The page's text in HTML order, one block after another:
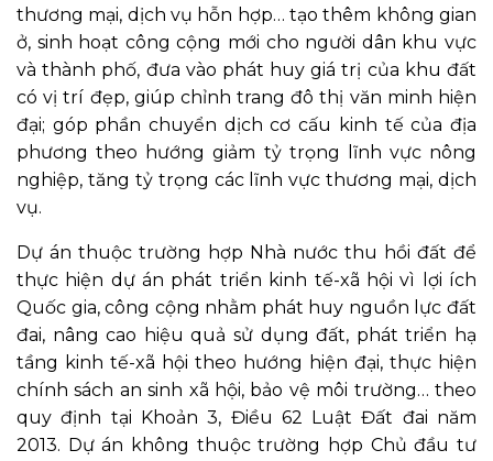
thương mại, dịch vụ hỗn hợp… tạo thêm không gian
ở, sinh hoạt công cộng mới cho người dân khu vực
và thành phố, đưa vào phát huy giá trị của khu đất
có vị trí đẹp, giúp chỉnh trang đô thị văn minh hiện
đại; góp phần chuyển dịch cơ cấu kinh tế của địa
phương theo hướng giảm tỷ trọng lĩnh vực nông
nghiệp, tăng tỷ trọng các lĩnh vực thương mại, dịch
vụ.
Dự án thuộc trường hợp Nhà nước thu hồi đất để
thực hiện dự án phát triển kinh tế-xã hội vì lợi ích
Quốc gia, công cộng nhằm phát huy nguồn lực đất
đai, nâng cao hiệu quả sử dụng đất, phát triển hạ
tầng kinh tế-xã hội theo hướng hiện đại, thực hiện
chính sách an sinh xã hội, bảo vệ môi trường… theo
quy định tại Khoản 3, Điều 62 Luật Đất đai năm
2013. Dự án không thuộc trường hợp Chủ đầu tư